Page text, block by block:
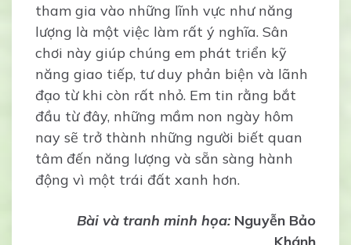
tham gia vào những lĩnh vực như năng
lượng là một việc làm rất ý nghĩa. Sân
chơi này giúp chúng em phát triển kỹ
năng giao tiếp, tư duy phản biện và lãnh
đạo từ khi còn rất nhỏ. Em tin rằng bắt
đầu từ đây, những mầm non ngày hôm
nay sẽ trở thành những người biết quan
tâm đến năng lượng và sẵn sàng hành
động vì một trái đất xanh hơn.
Bài và tranh minh họa: Nguyễn Bảo